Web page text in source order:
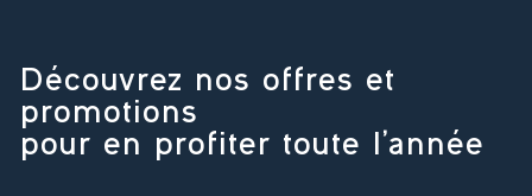
Découvrez nos offres et
promotions
pour en profiter toute l’année